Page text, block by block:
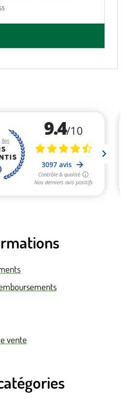
vente